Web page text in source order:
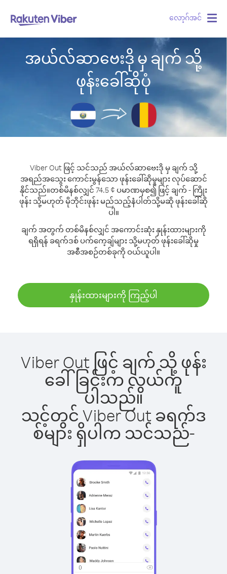
လော့ဂ်အင်
အယ်လ်ဆာဗေးဒို မှ ချက် သို့
ဖုန်းခေါ်ဆိုပုံ
Viber Out ဖြင့် သင်သည် အယ်လ်ဆာဗေးဒို မှ ချက် သို့
အရည်အသွေး ကောင်းမွန်သော ဖုန်းခေါ်ဆိုမှုများ လုပ်ဆောင်
နိုင်သည်။တစ်မိနစ်လျှင် 74.5 ¢ ပမာဏမှစ၍ ဖြင့် ချက် - ကြိုး
ဖုန်း သို့မဟုတ် မိုဘိုင်းဖုန်း မည်သည့်နံပါတ်သို့မဆို ဖုန်းခေါ်ဆို
ပါ။
ချက် အတွက် တစ်မိနစ်လျှင် အကောင်းဆုံး နှုန်းထားများကို
ရရှိရန် ခရက်ဒစ် ပက်ကေ့ချ်များ သို့မဟုတ် ဖုန်းခေါ်ဆိုမှု
အစီအစဉ်တစ်ခုကို ဝယ်ယူပါ။
နှုန်းထားများကို ကြည့်ပါ
Viber Out ဖြင့် ချက် သို့ ဖုန်း
ခေါ်ခြင်းက လွယ်ကူ
ပါသည်။
သင့်တွင် Viber Out ခရက်ဒ
စ်များ ရှိပါက သင်သည်-